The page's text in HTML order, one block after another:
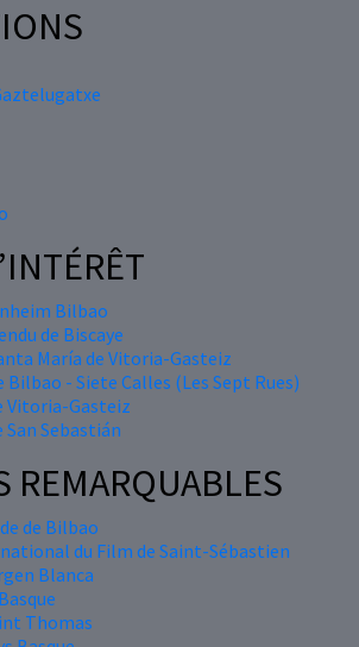
Bilbao
de Biscaye
María de Vitoria-Gasteiz
Bilbao - Siete Calles (Les Sept Rues)
Vitoria-Gasteiz
Sebastián
REMARQUABLES
de Bilbao
du Film de Saint-Sébastien
Blanca
Thomas